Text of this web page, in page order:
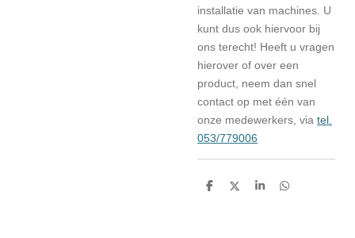
installatie van machines. U
kunt dus ook hiervoor bij
ons terecht! Heeft u vragen
hierover of over een
product, neem dan snel
contact op met één van
onze medewerkers, via tel.
053/779006
D
D
S
D